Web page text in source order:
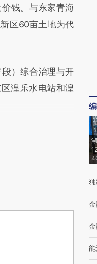
钱。与东家青海
区60亩土地为代
）综合治理与开
湟乐水电站和湟
独
金
金
能